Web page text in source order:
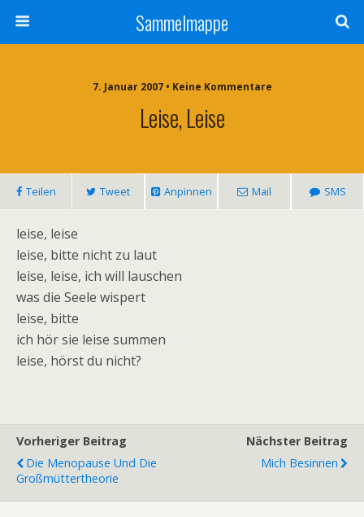
Sammelmappe
7. Januar 2007 • Keine Kommentare
Leise, Leise
Teilen Tweet Anpinnen Mail SMS
leise, leise
leise, bitte nicht zu laut
leise, leise, ich will lauschen
was die Seele wispert
leise, bitte
ich hör sie leise summen
leise, hörst du nicht?
Vorheriger Beitrag
Die Menopause Und Die
Großmüttertheorie
Nächster Beitrag
Mich Besinnen